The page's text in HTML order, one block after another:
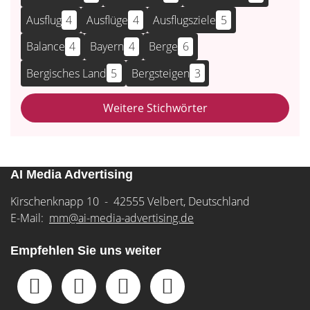
Ausflug 4 Ausflüge 4 Ausflugsziele 5
Balance 4 Bayern 4 Berge 6
Bergisches Land 5 Bergsteigen 3
Weitere Stichwörter
AI Media Advertising
Kirschenknapp 10 - 42555 Velbert, Deutschland
E-Mail: mm@ai-media-advertising.de
Empfehlen Sie uns weiter